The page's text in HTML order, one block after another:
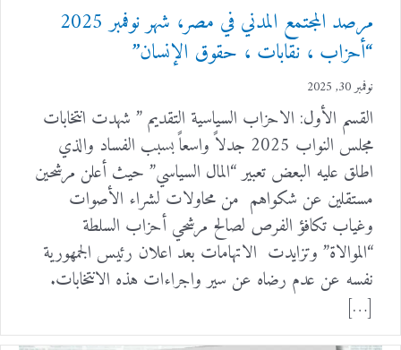
مرصد المجتمع المدني في مصر، شهر نوفمبر 2025
“أحزاب ، نقابات ، حقوق الإنسان”
نوفمبر 30, 2025
القسم الأول: الاحزاب السياسية التقديم ” شهدت انتخابات
مجلس النواب 2025 جدلاً واسعاً بسبب الفساد والذي
اطلق عليه البعض تعبير “المال السياسي” حيث أعلن مرشحين
مستقلين عن شكواهم من محاولات لشراء الأصوات
وغياب تكافؤ الفرص لصالح مرشحي أحزاب السلطة
“الموالاة” وتزايدت الاتهامات بعد اعلان رئيس الجمهورية
نفسه عن عدم رضاه عن سير واجراءات هذه الانتخابات.
[…]